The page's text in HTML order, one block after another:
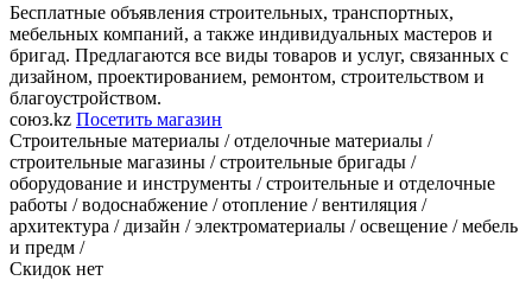
Бесплатные объявления строительных, транспортных,
мебельных компаний, а также индивидуальных мастеров и
бригад. Предлагаются все виды товаров и услуг, связанных с
дизайном, проектированием, ремонтом, строительством и
благоустройством.
союз.kz Посетить магазин
Строительные материалы / отделочные материалы /
строительные магазины / строительные бригады /
оборудование и инструменты / строительные и отделочные
работы / водоснабжение / отопление / вентиляция /
архитектура / дизайн / электроматериалы / освещение / мебель
и предм /
Скидок нет